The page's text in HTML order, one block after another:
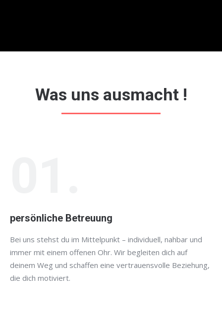
Was uns ausmacht !
persönliche Betreuung
Bei uns stehst du im Mittelpunkt – individuell, nahbar und
immer mit einem offenen Ohr. Wir begleiten dich auf
deinem Weg und schaffen eine vertrauensvolle Beziehung,
die dich motiviert.